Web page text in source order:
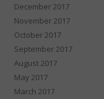
December 2017
November 2017
October 2017
September 2017
August 2017
May 2017
March 2017